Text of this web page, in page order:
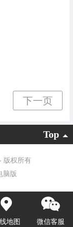
Top
版权所有
脑版
地图 微信客服